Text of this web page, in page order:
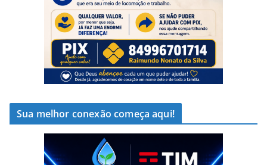
Sua melhor conexão começa aqui!